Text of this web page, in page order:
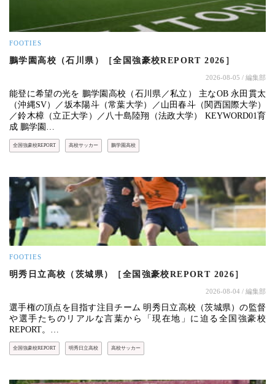
FOOTIES
鵬学園高校（石川県）［全国強豪校REPORT 2026］
2026-08-05 / 編集部
能登に希望の光を 鵬学園高校（石川県／私立） 主なOB 永田貫太
（沖縄SV）／坂本陽斗（常葉大学）／山田春斗（関西国際大学）
／鈴木樟（立正大学）／八十島陸翔（法政大学） KEYWORD01育
成 鵬学園…
全国強豪校REPORT 高校サッカー 鵬学園高校
FOOTIES
明秀日立高校（茨城県）［全国強豪校REPORT 2026］
2026-08-04 / 編集部
選手権の頂点を目指す注目チーム 明秀日立高校（茨城県）の監督
や選手たちのリアルな言葉から「現在地」に迫る全国強豪校
REPORT。…
全国強豪校REPORT 明秀日立高校 高校サッカー